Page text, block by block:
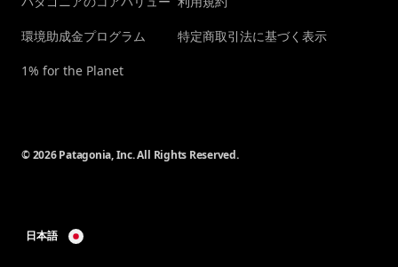
環境助成金プログラム
1% for the Planet
特定商取引法に基づく表示
© 2026 Patagonia, Inc. All Rights Reserved.
日本語